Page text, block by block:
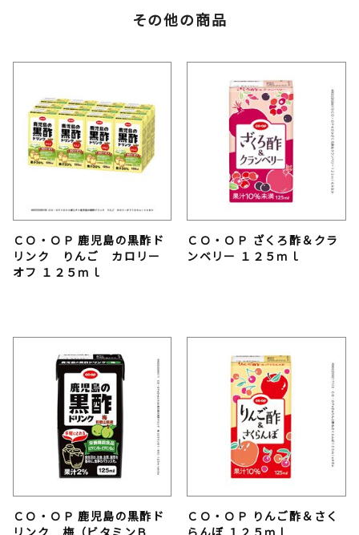
その他の商品
ＣＯ・ＯＰ 鹿児島の黒酢ド
リンク りんご カロリー
オフ １２５ｍｌ
ＣＯ・ＯＰ ざくろ酢＆クラ
ンベリー １２５ｍｌ
ＣＯ・ＯＰ 鹿児島の黒酢ド
リンク 梅（ビタミンＢ
ＣＯ・ＯＰ りんご酢＆さく
らんぼ １２５ｍｌ